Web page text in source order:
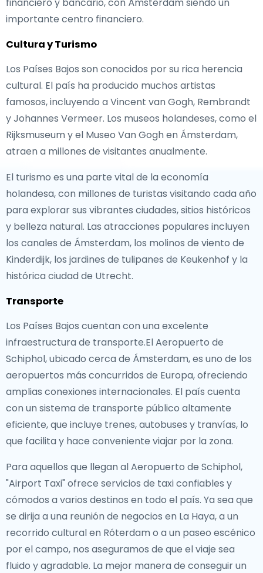
importante centro financiero.
Cultura y Turismo
Los Países Bajos son conocidos por su rica herencia
cultural. El país ha producido muchos artistas
famosos, incluyendo a Vincent van Gogh, Rembrandt
y Johannes Vermeer. Los museos holandeses, como el
Rijksmuseum y el Museo Van Gogh en Ámsterdam,
atraen a millones de visitantes anualmente.
El turismo es una parte vital de la economía
holandesa, con millones de turistas visitando cada año
para explorar sus vibrantes ciudades, sitios históricos
y belleza natural. Las atracciones populares incluyen
los canales de Ámsterdam, los molinos de viento de
Kinderdijk, los jardines de tulipanes de Keukenhof y la
histórica ciudad de Utrecht.
Transporte
Los Países Bajos cuentan con una excelente
infraestructura de transporte.El Aeropuerto de
Schiphol, ubicado cerca de Ámsterdam, es uno de los
aeropuertos más concurridos de Europa, ofreciendo
amplias conexiones internacionales. El país cuenta
con un sistema de transporte público altamente
eficiente, que incluye trenes, autobuses y tranvías, lo
que facilita y hace conveniente viajar por la zona.
Para aquellos que llegan al Aeropuerto de Schiphol,
"Airport Taxi" ofrece servicios de taxi confiables y
cómodos a varios destinos en todo el país. Ya sea que
se dirija a una reunión de negocios en La Haya, a un
recorrido cultural en Róterdam o a un paseo escénico
por el campo, nos aseguramos de que el viaje sea
fluido y agradable. La mejor manera de conseguir un